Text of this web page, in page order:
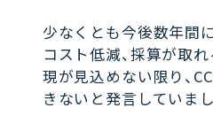
少なくとも今後数年間
コスト低減、採算が取
現が見込めない限り、
きないと発言していまし